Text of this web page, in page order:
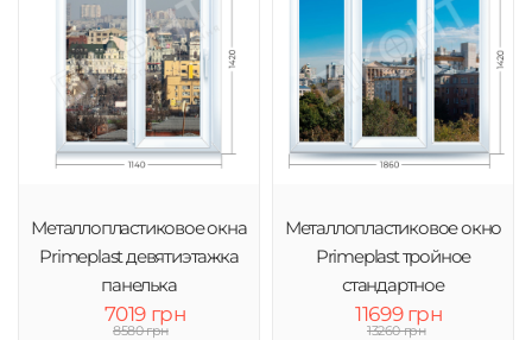
Металлопластиковое окна
Primeplast девятиэтажка
панелька
7019 грн
8580 грн
Металлопластиковое окно
Primeplast тройное
стандартное
11699 грн
13260 грн